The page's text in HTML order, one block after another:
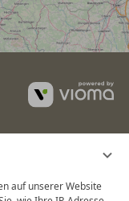
auf unserer Website